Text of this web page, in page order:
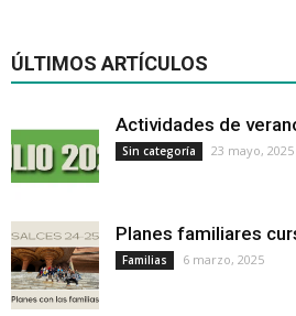
ÚLTIMOS ARTÍCULOS
Actividades de
Sin categoría 23 mayo, 2025
Planes familiares
Familias 6 marzo, 2025